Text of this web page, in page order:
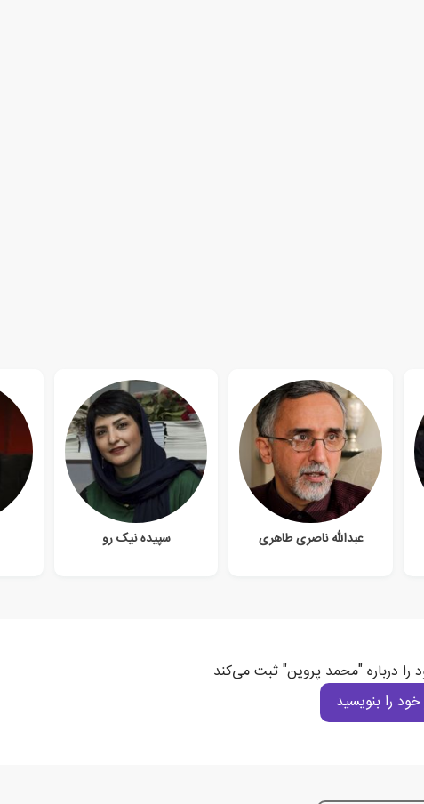
عبدالله ناصری طاهری سپیده نیک رو
را درباره "محمد پروین" ثبت می‌کند
را بنویسید